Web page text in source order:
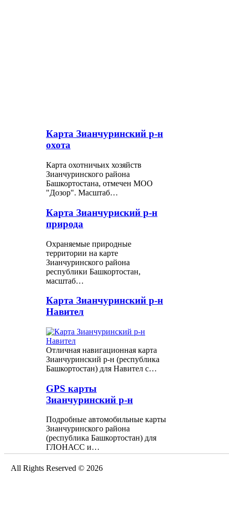
Карта Зианчуринский р-н
охота
Карта охотничьих хозяйств
Зианчуринского района
Башкортостана, отмечен МОО
"Дозор". Масштаб…
Карта Зианчуриский р-н
природа
Охраняемые природные
территории на карте
Зианчуринского района
республики Башкортостан,
масштаб…
Карта Зианчуринский р-н
Навител
Отличная навигационная карта
Зианчуринский р-н (республика
Башкортостан) для Навител с…
GPS карты
Зианчуринский р-н
Подробные автомобильные карты
Зианчуринского района
(республика Башкортостан) для
ГЛОНАСС и…
All Rights Reserved © 2026